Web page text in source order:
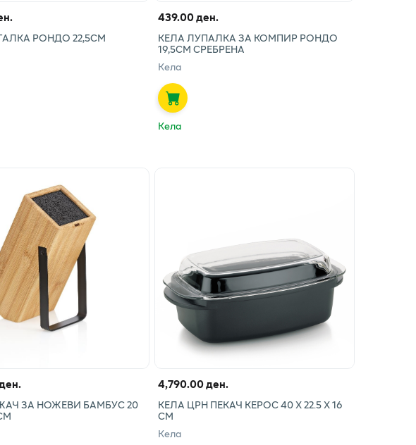
РОНДО 22,5СМ
439.00 ден.
КЕЛА ЛУПАЛКА ЗА КОМПИР РОНДО
19,5СМ СРЕБРЕНА
Кела
Кела
ЗА НОЖЕВИ БАМБУС 20
4,790.00 ден.
КЕЛА ЦРН ПЕКАЧ КЕРОС 40 Х 22.5 Х 16
СМ
Кела